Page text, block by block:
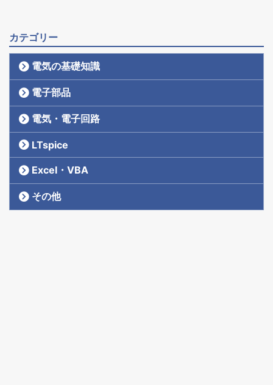
カテゴリー
電気の基礎知識
電子部品
電気・電子回路
LTspice
Excel・VBA
その他